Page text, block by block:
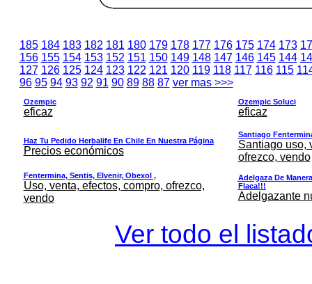
185 184 183 182 181 180 179 178 177 176 175 174 173
156 155 154 153 152 151 150 149 148 147 146 145 144
127 126 125 124 123 122 121 120 119 118 117 116 115
96 95 94 93 92 91 90 89 88 87 ver mas >>>
Ozempic
eficaz
Ozempic Soluci
eficaz
Haz Tu Pedido Herbalife En Chile En Nuestra Página
Precios económicos
Santiago
Santiago uso,
ofrezco, vendo
Fentermina, Sentis, Elvenir, Obexol ,
Uso, venta, efectos, compro, ofrezco,
vendo
Adelgaza De
Flaca!!!
Adelgazante
Ver todo el